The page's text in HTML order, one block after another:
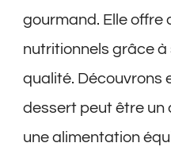
gourmand. Elle offre
nutritionnels grâce
qualité. Découvrons
dessert peut être un
une alimentation